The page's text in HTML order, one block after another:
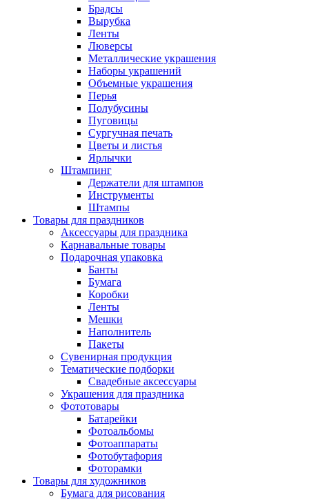
Брадсы
Вырубка
Ленты
Люверсы
Металлические украшения
Наборы украшений
Объемные украшения
Перья
Полубусины
Пуговицы
Сургучная печать
Цветы и листья
Ярлычки
Штампинг
Держатели для штампов
Инструменты
Штампы
Товары для праздников
Аксессуары для праздника
Карнавальные товары
Подарочная упаковка
Банты
Бумага
Коробки
Ленты
Мешки
Наполнитель
Пакеты
Сувенирная продукция
Тематические подборки
Свадебные аксессуары
Украшения для праздника
Фототовары
Батарейки
Фотоальбомы
Фотоаппараты
Фотобутафория
Фоторамки
Товары для художников
Бумага для рисования